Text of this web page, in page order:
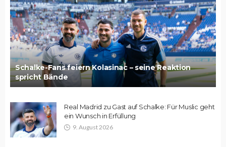
Schalke-Fans feiern Kolasinac – seine Reaktion
spricht Bände
Real Madrid zu Gast auf Schalke: Für Muslic geht
ein Wunsch in Erfüllung
9. August 2026